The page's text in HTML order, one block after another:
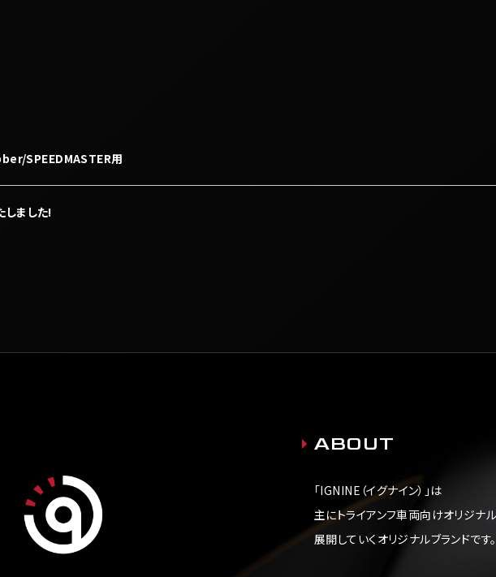
SPEEDMASTER用
しました!
ABOUT
「IGNINE（イグナイン）」は
主にトライアンフ車両向けオリジナ
展開していくオリジナルブランドです。